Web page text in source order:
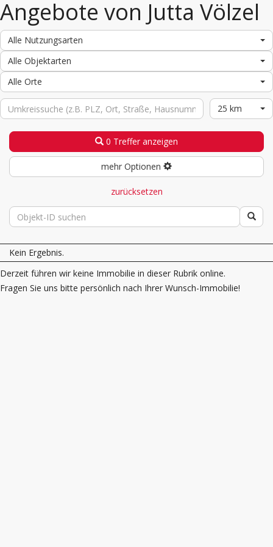
Angebote von Jutta Völzel
Alle Nutzungsarten
Alle Objektarten
Alle Orte
25 km
0 Treffer anzeigen
mehr Optionen
zurücksetzen
Kein Ergebnis.
Derzeit führen wir keine Immobilie in dieser Rubrik online.
Fragen Sie uns bitte persönlich nach Ihrer Wunsch-Immobilie!